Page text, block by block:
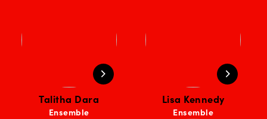
Talitha Dara
Ensemble
Lisa Kennedy
Ensemble